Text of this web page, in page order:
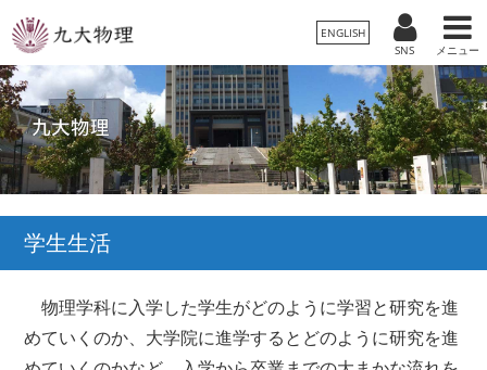
ENGLISH
SNS
メニュー
学生生活
物理学科に入学した学生がどのように学習と研究を進
めていくのか、大学院に進学するとどのように研究を進